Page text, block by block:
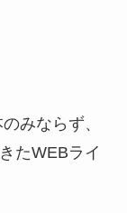
みならず、
たWEBライ